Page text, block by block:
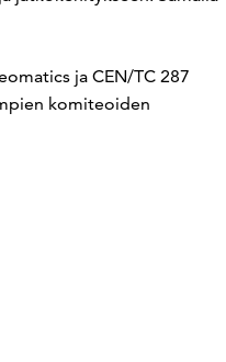
ja CEN/TC 287
komiteoiden